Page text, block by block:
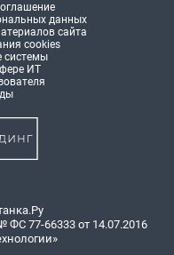
данных
сайта
cookies
системы
ИТ
77-66333 от 14.07.2016